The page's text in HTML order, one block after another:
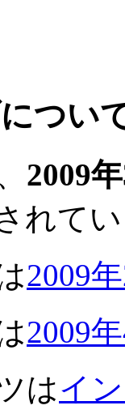
つい
2009
れて
2009
2009
はイ